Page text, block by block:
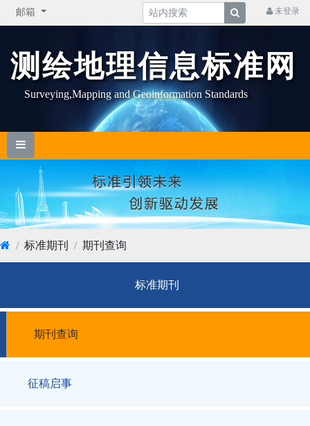
邮箱 未登录
测绘地理信息标准网
Surveying,Mapping and Geoinformation Standards
标准期刊 期刊查询
标准期刊
期刊查询
征稿启事